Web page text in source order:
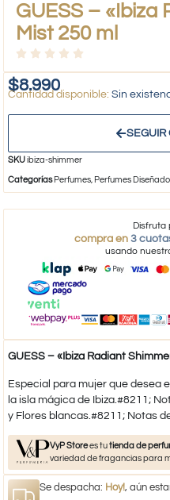
GUESS – «Ibiza
Mist 250 ml
$8.990 Sin
SEGUIR
SKUibiza-shimmer
Categorías Perfumes, Perfumes
Disfruta
compra en 3
usando
GUESS – «Ibiza Radiant
Especial para mujer que desea
la isla mágica de Ibiza.#8211;
y Flores blancas.#8211; Notas
VyP Storees tutienda de
variedad de fragancias para
Se despacha: Hoy!, aún